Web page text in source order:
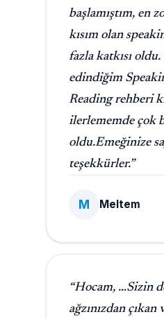
başlamıştım, en
kısım olan
fazla katkısı
edindiğim
Reading rehberi
ilerlememde çok
oldu.Emeğinize
teşekkürler.”
M Meltem
“Hocam, …Sizin
ağzınızdan çıkan